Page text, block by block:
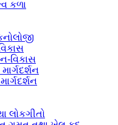
કળા
વિકાસ
લોકગીતો